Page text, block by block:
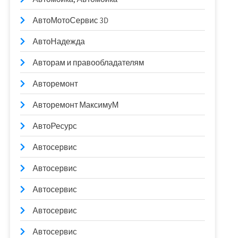
АвтоМотоСервис 3D
АвтоНадежда
Авторам и правообладателям
Авторемонт
Авторемонт МаксимуМ
АвтоРесурс
Автосервис
Автосервис
Автосервис
Автосервис
Автосервис